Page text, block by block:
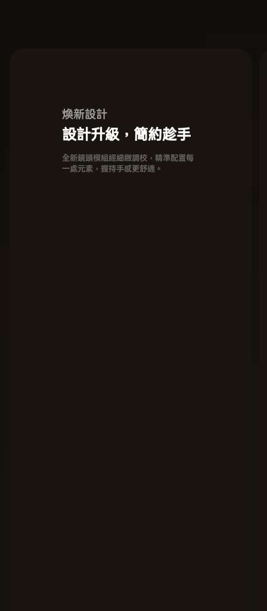
煥新設計
設計升級，簡約趁手
全新鏡頭模組經細緻調校，精準配置每
一處元素，握持手感更舒適。